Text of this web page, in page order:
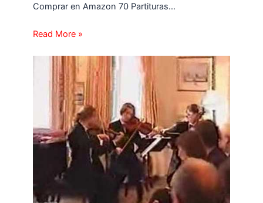
Comprar en Amazon 70 Partituras…
Read More »